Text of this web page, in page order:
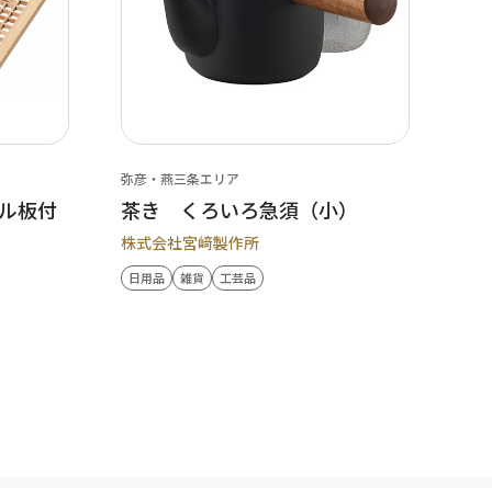
板付
弥彦・燕三条エリア
茶き くろいろ急須（小）
株式会社宮﨑製作所
日用品 雑貨 工芸品